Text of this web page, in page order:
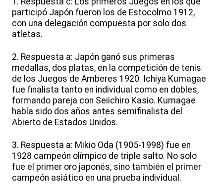
participó Japón fueron los de Estocolmo 1912,
con una delegación compuesta por solo dos
atletas.
2. Respuesta a: Japón ganó sus primeras
medallas, dos platas, en la competición de tenis
de los Juegos de Amberes 1920. Ichiya Kumagae
fue finalista tanto en individual como en dobles,
formando pareja con Seiichiro Kasio. Kumagae
había sido dos años antes semifinalista del
Abierto de Estados Unidos.
3. Respuesta a: Mikio Oda (1905-1998) fue en
1928 campeón olímpico de triple salto. No solo
fue el primer oro japonés, sino también el primer
campeón asiático en una prueba individual.